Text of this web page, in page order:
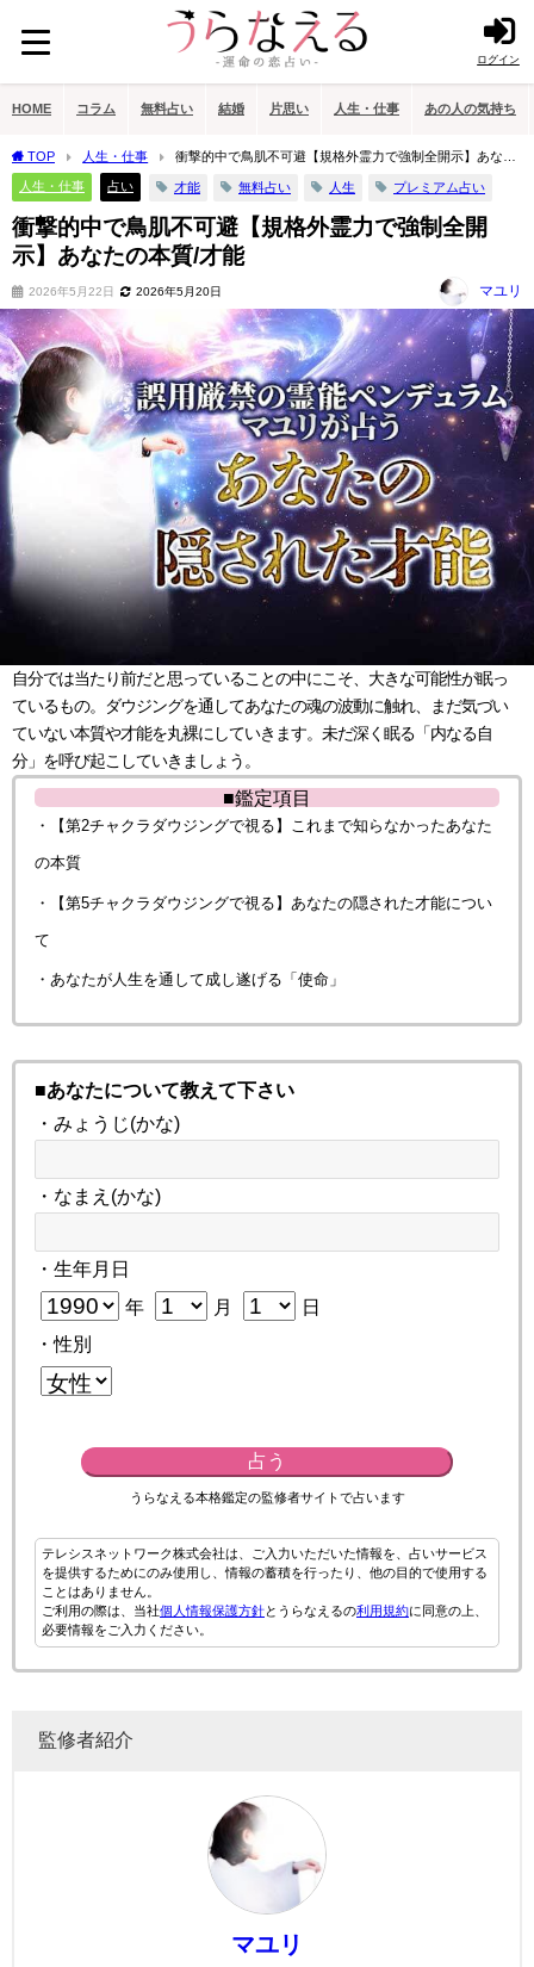
ログイン
HOME コラム 無料占い 結婚 片思い 人生・仕事 あの人の気持ち
TOP 人生・仕事
衝撃的中で鳥肌不可避【規格外霊力で強制全開示】あなた
の本質/才能
人生・仕事 占い 才能 無料占い 人生 プレミアム占い
衝撃的中で鳥肌不可避【規格外霊力で強制全開
示】あなたの本質/才能
2026年5月22日 2026年5月20日 マユリ
自分では当たり前だと思っていることの中にこそ、大きな可能性が眠っ
ているもの。ダウジングを通してあなたの魂の波動に触れ、まだ気づい
ていない本質や才能を丸裸にしていきます。未だ深く眠る「内なる自
分」を呼び起こしていきましょう。
■鑑定項目
・【第2チャクラダウジングで視る】これまで知らなかったあなた
の本質
・【第5チャクラダウジングで視る】あなたの隠された才能につい
て
・あなたが人生を通して成し遂げる「使命」
■あなたについて教えて下さい
・みょうじ(かな)
・なまえ(かな)
・生年月日
年 月
日
・性別
占う
うらなえる本格鑑定の監修者サイトで占います
テレシスネットワーク株式会社は、ご入力いただいた情報を、占いサービス
を提供するためにのみ使用し、情報の蓄積を行ったり、他の目的で使用する
ことはありません。
ご利用の際は、当社個人情報保護方針とうらなえるの利用規約に同意の上、
必要情報をご入力ください。
監修者紹介
マユリ